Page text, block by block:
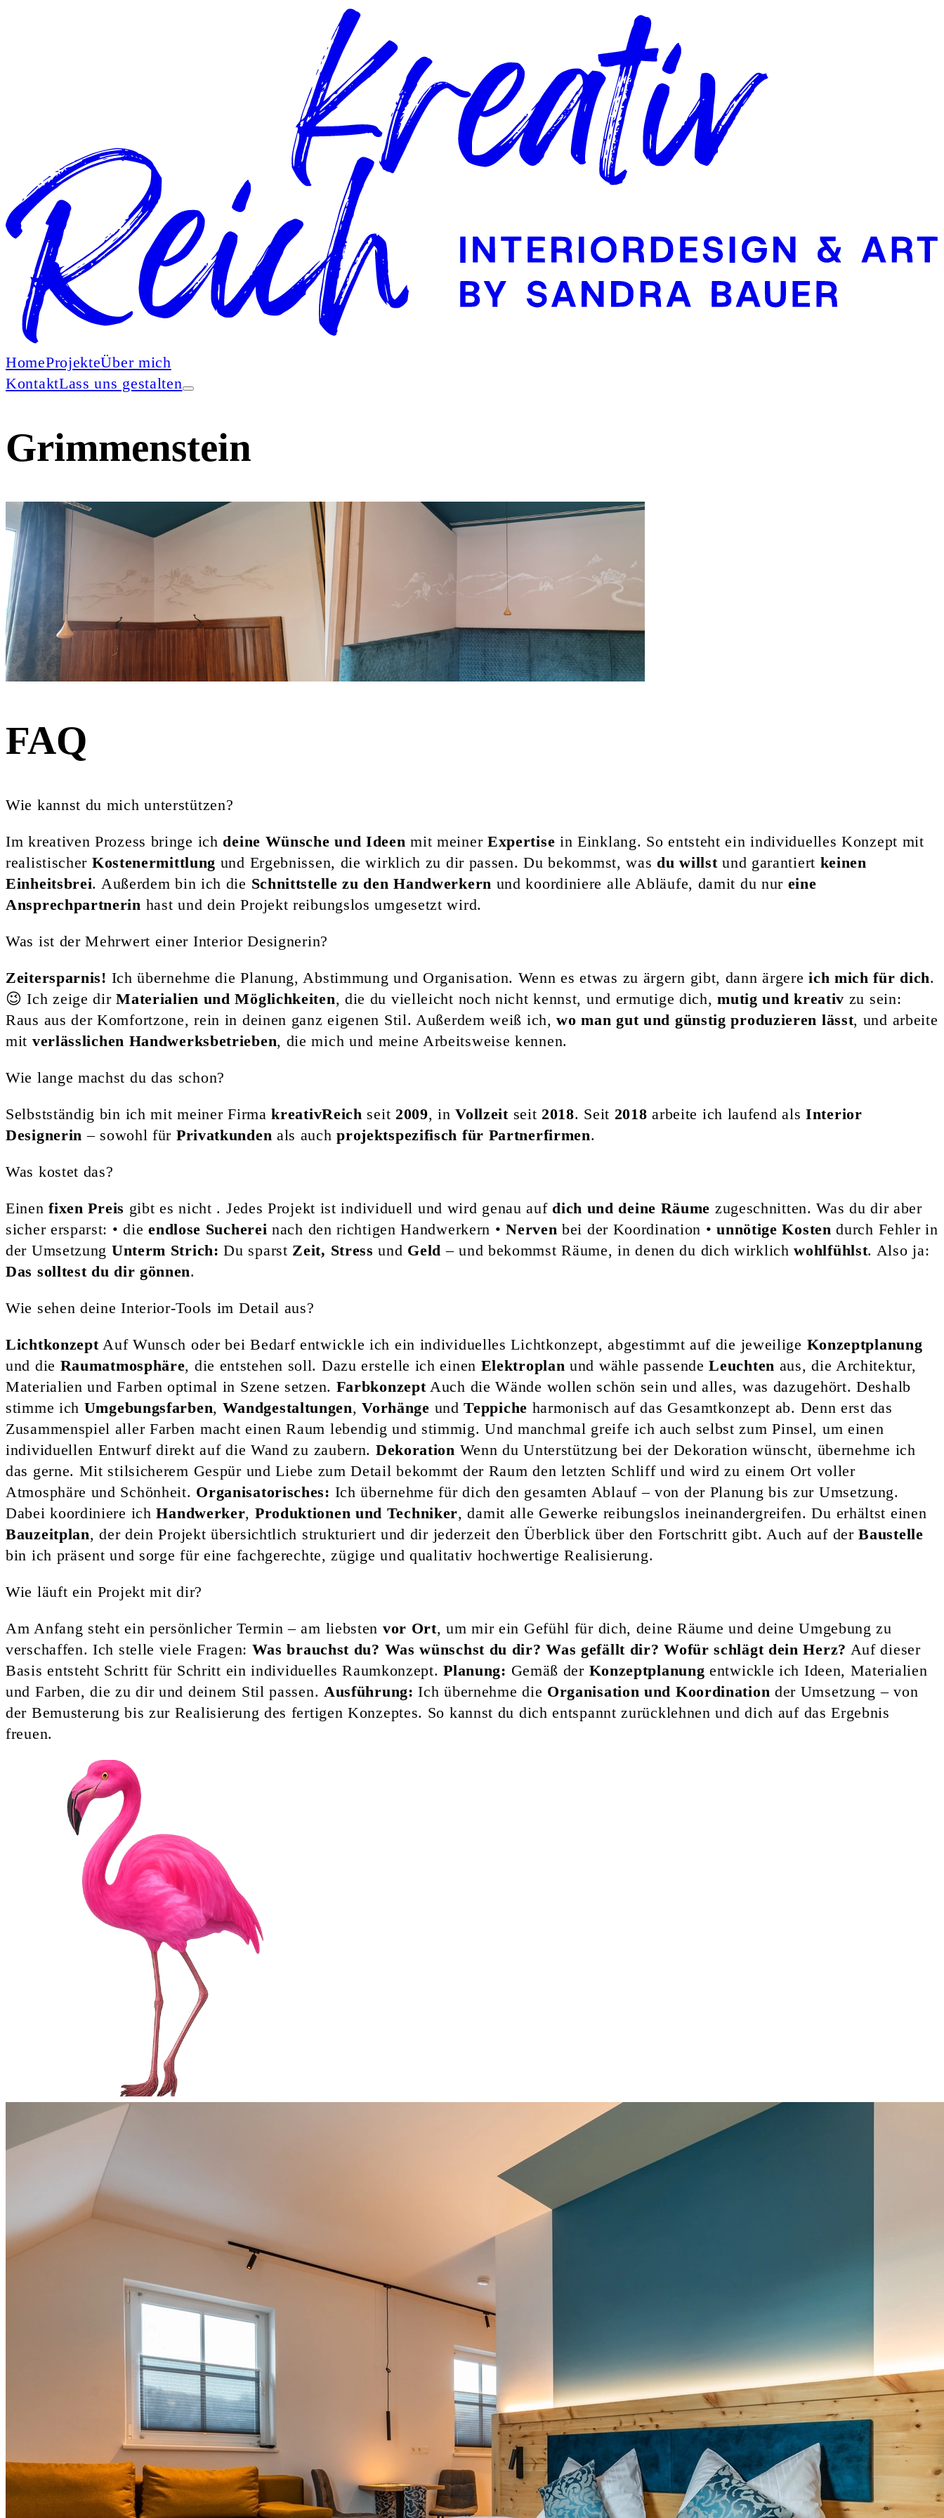
HomeProjekteÜber mich
KontaktLass uns gestalten
Grimmenstein
FAQ
Wie kannst du mich unterstützen?
Im kreativen Prozess bringe ich deine Wünsche und Ideen mit meiner Expertise in Einklang. So entsteht ein individuelles Konzept mit
realistischer Kostenermittlung und Ergebnissen, die wirklich zu dir passen. Du bekommst, was du willstund garantiert keinen
Einheitsbrei. Außerdem bin ich die Schnittstelle zu den Handwerkern und koordiniere alle Abläufe, damit du nur eine
Ansprechpartnerin hast und dein Projekt reibungslos umgesetzt wird.
Was ist der Mehrwert einer Interior Designerin?
Zeitersparnis! Ich übernehme die Planung, Abstimmung und Organisation. Wenn es etwas zu ärgern gibt, dann ärgereich mich für dich.
😉 Ich zeige dirMaterialien und Möglichkeiten, die du vielleicht noch nicht kennst, und ermutige dich,mutig und kreativ zu sein:
Raus aus der Komfortzone, rein in deinen ganz eigenen Stil. Außerdem weiß ich,wo man gut und günstig produzieren lässt, und arbeite
mit verlässlichen Handwerksbetrieben, die mich und meine Arbeitsweise kennen.
Wie lange machst du das schon?
Selbstständig bin ich mit meiner FirmakreativReich seit 2009, inVollzeitseit 2018. Seit 2018 arbeite ich laufend alsInterior
Designerin – sowohl für Privatkunden als auchprojektspezifisch für Partnerfirmen.
Was kostet das?
Einenfixen Preis gibt es nicht . Jedes Projekt ist individuell und wird genau auf dich und deine Räume zugeschnitten. Was du dir aber
sicher ersparst: • dieendlose Sucherei nach den richtigen Handwerkern •Nerven bei der Koordination •unnötige Kosten durch Fehler in
der Umsetzung Unterm Strich: Du sparst Zeit, Stress und Geld – und bekommst Räume, in denen du dich wirklichwohlfühlst. Also ja:
Das solltest du dir gönnen.
Wie sehen deine Interior-Tools im Detail aus?
LichtkonzeptAuf Wunsch oder bei Bedarf entwickle ich ein individuelles Lichtkonzept, abgestimmt auf die jeweilige Konzeptplanung
und die Raumatmosphäre, die entstehen soll. Dazu erstelle ich einen Elektroplan und wähle passendeLeuchten aus, die Architektur,
Materialien und Farben optimal in Szene setzen. FarbkonzeptAuch die Wände wollen schön sein und alles, was dazugehört. Deshalb
stimme ich Umgebungsfarben, Wandgestaltungen,Vorhänge undTeppiche harmonisch auf das Gesamtkonzept ab. Denn erst das
Zusammenspiel aller Farben macht einen Raum lebendig und stimmig. Und manchmal greife ich auch selbst zum Pinsel, um einen
individuellen Entwurf direkt auf die Wand zu zaubern. Dekoration Wenn du Unterstützung bei der Dekoration wünscht, übernehme ich
das gerne. Mit stilsicherem Gespür und Liebe zum Detail bekommt der Raum den letzten Schliff und wird zu einem Ort voller
Atmosphäre und Schönheit. Organisatorisches: Ich übernehme für dich den gesamten Ablauf – von der Planung bis zur Umsetzung.
Dabei koordiniere ichHandwerker, Produktionen und Techniker, damit alle Gewerke reibungslos ineinandergreifen. Du erhältst einen
Bauzeitplan, der dein Projekt übersichtlich strukturiert und dir jederzeit den Überblick über den Fortschritt gibt. Auch auf derBaustelle
bin ich präsent und sorge für eine fachgerechte, zügige und qualitativ hochwertige Realisierung.
Wie läuft ein Projekt mit dir?
Am Anfang steht ein persönlicher Termin – am liebsten vor Ort, um mir ein Gefühl für dich, deine Räume und deine Umgebung zu
verschaffen. Ich stelle viele Fragen: Was brauchst du? Was wünschst du dir? Was gefällt dir? Wofür schlägt dein Herz? Auf dieser
Basis entsteht Schritt für Schritt ein individuelles Raumkonzept.Planung: Gemäß der Konzeptplanung entwickle ich Ideen, Materialien
und Farben, die zu dir und deinem Stil passen. Ausführung: Ich übernehme die Organisation und Koordination der Umsetzung – von
der Bemusterung bis zur Realisierung des fertigen Konzeptes. So kannst du dich entspannt zurücklehnen und dich auf das Ergebnis
freuen.